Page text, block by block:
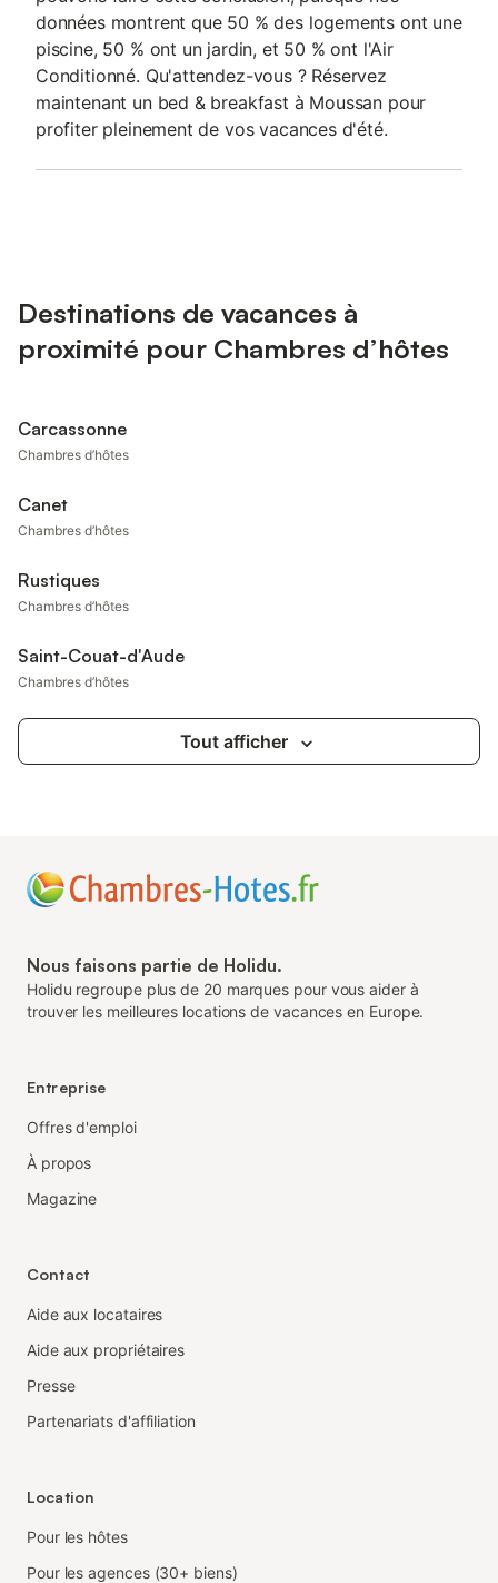
données montrent que 50 % des logements ont une
piscine, 50 % ont un jardin, et 50 % ont l'Air
Conditionné. Qu'attendez-vous ? Réservez
maintenant un bed & breakfast à Moussan pour
profiter pleinement de vos vacances d'été.
Destinations de vacances à
proximité pour Chambres d’hôtes
Carcassonne
Chambres d’hôtes
Canet
Chambres d’hôtes
Rustiques
Chambres d’hôtes
Saint-Couat-d'Aude
Chambres d’hôtes
Tout afficher
Nous faisons partie de Holidu.
Holidu regroupe plus de 20 marques pour vous aider à
trouver les meilleures locations de vacances en Europe.
Entreprise
Offres d'emploi
À propos
Magazine
Contact
Aide aux locataires
Aide aux propriétaires
Presse
Partenariats d'affiliation
Location
Pour les hôtes
Pour les agences (30+ biens)